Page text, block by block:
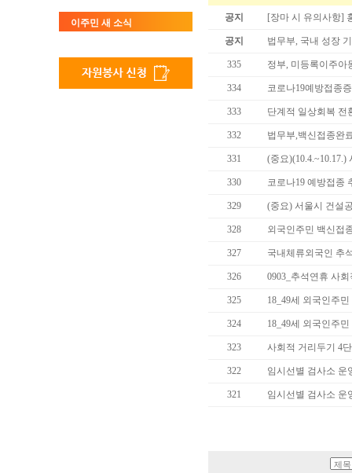
이주민 새 소식 공지 [장마 시 유의사항]
공지 법무부, 국내 성장
335 정부, 미등록이주아
334 코로나19예방접종
333 단계적 일상회복
332 법무부,백신접종완
331 (중요
330 코로나19 예방접종
329 (중요) 서울시 건설
328 외국인주민 백신접
327 국내체류외국인 추
326 0903_추석연휴 사
325 18_49세 외국인주
324 18_49세 외국인주
323 사회적 거리두기 4
322 임시선별 검사소 운
321 임시선별 검사소 운